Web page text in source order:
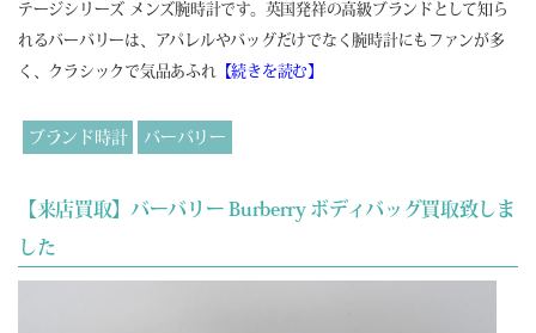
テージシリーズ メンズ腕時計です。英国発祥の高級ブランドとして知ら
れるバーバリーは、アパレルやバッグだけでなく腕時計にもファンが多
く、クラシックで気品あふれ
【続きを読む】
ブランド時計 バーバリー
【来店買取】バーバリー Burberry ボディバッグ買取致しま
した